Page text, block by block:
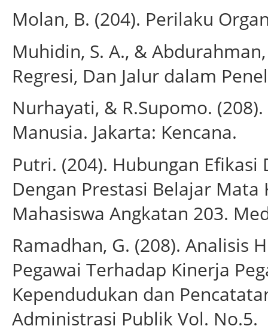
Molan, B. (204). Perilaku
Muhidin, S. A., &
Regresi, Dan Jalur dalam
Nurhayati, & R.Supomo.
Manusia. Jakarta: Kencana.
Putri. (204). Hubungan
Dengan Prestasi Belajar
Mahasiswa Angkatan 203.
Ramadhan, G. (208). Analisis
Pegawai Terhadap Kinerja
Kependudukan dan
Administrasi Publik Vol. No.5.